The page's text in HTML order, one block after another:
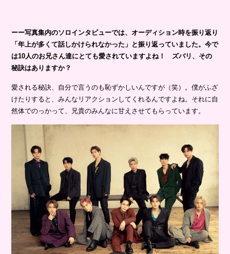
ーー写真集内のソロインタビューでは、オーディション時を振り返り
「年上が多くて話しかけられなかった」と振り返っていました。今で
は10人のお兄さん達にとても愛されていますよね！ ズバリ、その
秘訣はありますか？
愛される秘訣、自分で言うのも恥ずかしいんですが（笑）。僕がふざ
けたりすると、みんなリアクションしてくれるんですよね。それに自
然体でのっかって、兄貴のみんなに甘えさせてもらっています。